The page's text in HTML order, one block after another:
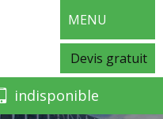
MENU
Devis gratuit
indisponible